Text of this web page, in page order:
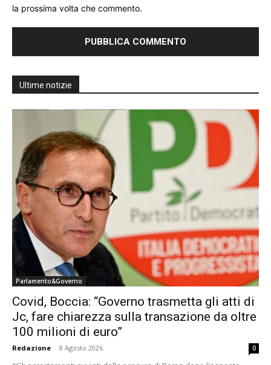
la prossima volta che commento.
Ultime notizie
Parlamento&Governo
Covid, Boccia: “Governo trasmetta gli atti di
Jc, fare chiarezza sulla transazione da oltre
100 milioni di euro”
Redazione - 8 Agosto 2026 0